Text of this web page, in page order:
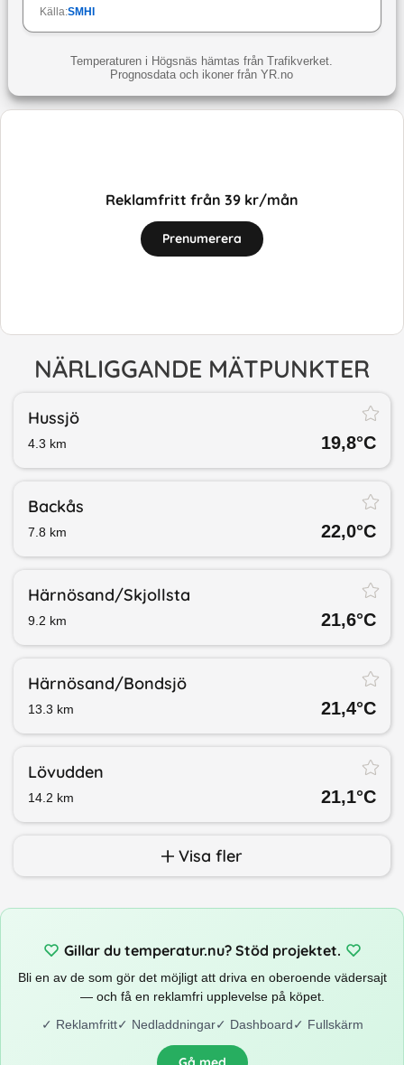
Källa:SMHI
Temperaturen i Högsnäs hämtas från Trafikverket.
Prognosdata och ikoner från YR.no
Reklamfritt från 39 kr/mån
Prenumerera
NÄRLIGGANDE MÄTPUNKTER
Hussjö
4.3 km 19,8°C
Backås
7.8 km 22,0°C
Härnösand/​Skjollsta
9.2 km 21,6°C
Härnösand/​Bondsjö
13.3 km 21,4°C
Lövudden
14.2 km 21,1°C
Visa fler
Gillar du temperatur.nu? Stöd projektet.
Bli en av de som gör det möjligt att driva en oberoende vädersajt
— och få en reklamfri upplevelse på köpet.
✓ Reklamfritt✓ Nedladdningar✓ Dashboard✓ Fullskärm